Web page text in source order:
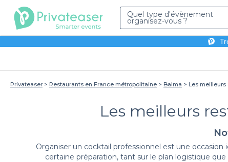
Quel type d'évènement
organisez-vous ?
Privateaser Restaurants en France métropolitaine Balma Les
Les meilleurs
Organiser un cocktail professionnel est une
certaine préparation, tant sur le plan logistique